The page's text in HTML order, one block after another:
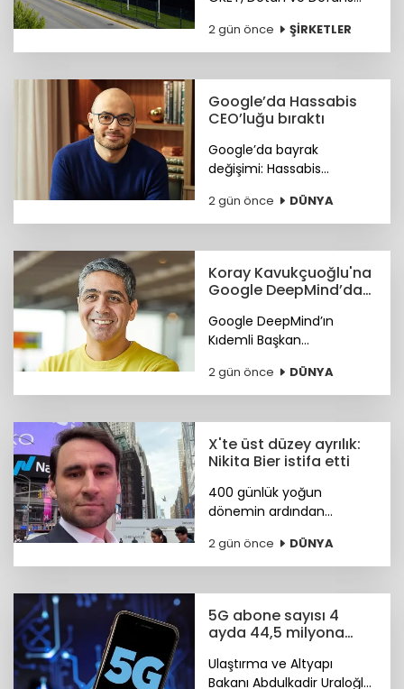
bulunduran Sanipak
resmen Arch Peninsula
2 gün önce ŞİRKETLER
Google’da Hassabis
CEO’luğu bıraktı
Google’da bayrak
değişimi: Hassabis
2 gün önce DÜNYA
Koray Kavukçuoğlu'na
Google DeepMind’da
Google DeepMind’ın
Kıdemli Başkan
bilim insanı Koray
Kavukçuoğlu getirildi.
2 gün önce DÜNYA
X'te üst düzey ayrılık:
Nikita Bier istifa etti
400 günlük yoğun
dönemin ardından
şirkette danışman olarak
kalacak. Yerine tasarım ve
oluşan yeni bir ekip
geçiyor.
2 gün önce DÜNYA
5G abone sayısı 4
ayda 44,5 milyona
Ulaştırma ve Altyapı
Bakanı Abdulkadir Uraloğlu,